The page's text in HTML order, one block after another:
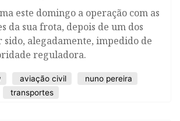
este domingo a operação com as
da sua frota, depois de um dos
sido, alegadamente, impedido de
reguladora.
aviação civil
nuno pereira
transportes